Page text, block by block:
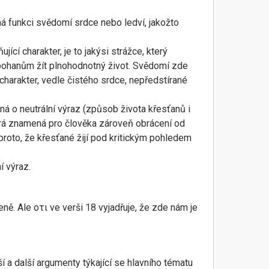
funkci svědomí srdce nebo ledví, jakožto
charakter, je to jakýsi strážce, který
žít plnohodnotný život. Svědomí zde
vedle čistého srdce, nepředstírané
o neutrální výraz (způsob života křesťanů i
znamená pro člověka zároveň obrácení od
že křesťané žijí pod kritickým pohledem
výraz.
Ale οτι ve verši 18 vyjadřuje, že zde nám je
další argumenty týkající se hlavního tématu